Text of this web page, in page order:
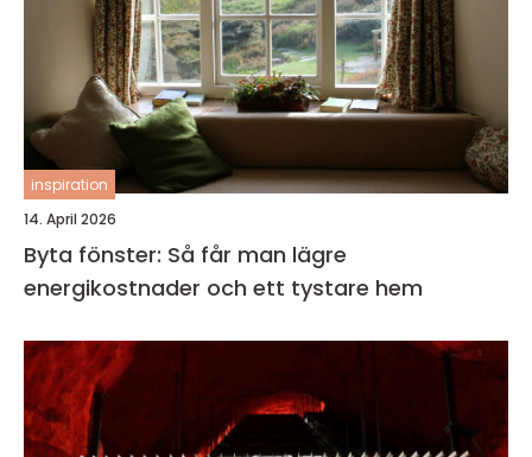
inspiration
14. April 2026
Byta fönster: Så får man lägre
energikostnader och ett tystare hem